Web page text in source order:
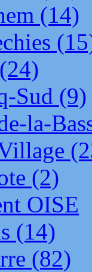
(14)
Sud (9)
la-
(2)
OISE
(14)
(82)